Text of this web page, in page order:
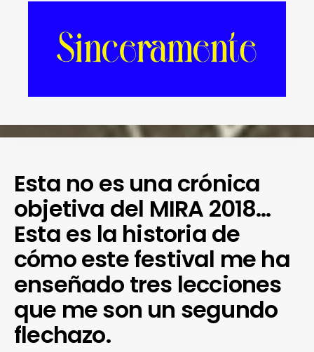
Esta no es una crónica
objetiva del MIRA 2018…
Esta es la historia de
cómo este festival me ha
enseñado tres lecciones
que me son un segundo
flechazo.